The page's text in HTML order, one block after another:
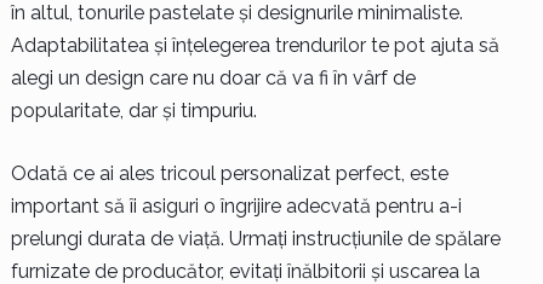
în altul, tonurile pastelate și designurile minimaliste.
Adaptabilitatea și înțelegerea trendurilor te pot ajuta să
alegi un design care nu doar că va fi în vârf de
popularitate, dar și timpuriu.
Odată ce ai ales tricoul personalizat perfect, este
important să îi asiguri o îngrijire adecvată pentru a-i
prelungi durata de viață. Urmați instrucțiunile de spălare
furnizate de producător, evitați înălbitorii și uscarea la